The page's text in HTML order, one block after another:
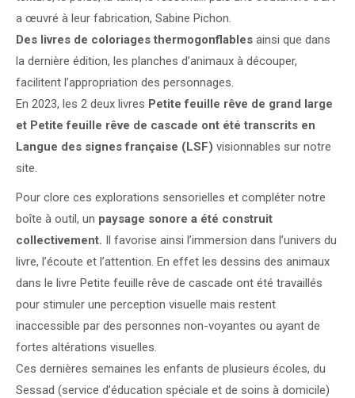
a œuvré à leur fabrication, Sabine Pichon.
Des livres de coloriages thermogonflables ainsi que dans
la dernière édition, les planches d’animaux à découper,
facilitent l’appropriation des personnages.
En 2023, les 2 deux livres Petite feuille rêve de grand large
et Petite feuille rêve de cascade ont été transcrits en
Langue des signes française (LSF) visionnables sur notre
site.
Pour clore ces explorations sensorielles et compléter notre
boîte à outil, un paysage sonore a été construit
collectivement. Il favorise ainsi l’immersion dans l’univers du
livre, l’écoute et l’attention. En effet les dessins des animaux
dans le livre Petite feuille rêve de cascade ont été travaillés
pour stimuler une perception visuelle mais restent
inaccessible par des personnes non-voyantes ou ayant de
fortes altérations visuelles.
Ces dernières semaines les enfants de plusieurs écoles, du
Sessad (service d’éducation spéciale et de soins à domicile)